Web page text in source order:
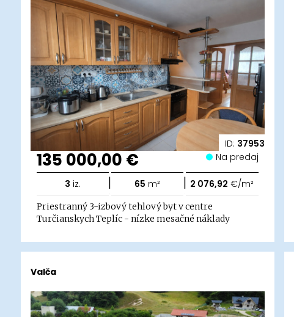
ID: 37953
135 000,00 € Na predaj
3 iz. | 65 m² | 2 076,92 €/m²
Priestranný 3-izbový tehlový byt v centre
Turčianskych Teplíc - nízke mesačné náklady
Valča